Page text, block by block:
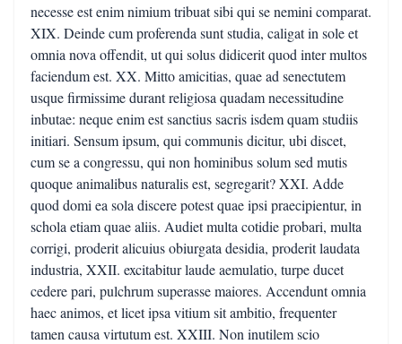
necesse est enim nimium tribuat sibi qui se nemini comparat.
XIX. Deinde cum proferenda sunt studia, caligat in sole et
omnia nova offendit, ut qui solus didicerit quod inter multos
faciendum est. XX. Mitto amicitias, quae ad senectutem
usque firmissime durant religiosa quadam necessitudine
inbutae: neque enim est sanctius sacris isdem quam studiis
initiari. Sensum ipsum, qui communis dicitur, ubi discet,
cum se a congressu, qui non hominibus solum sed mutis
quoque animalibus naturalis est, segregarit? XXI. Adde
quod domi ea sola discere potest quae ipsi praecipientur, in
schola etiam quae aliis. Audiet multa cotidie probari, multa
corrigi, proderit alicuius obiurgata desidia, proderit laudata
industria, XXII. excitabitur laude aemulatio, turpe ducet
cedere pari, pulchrum superasse maiores. Accendunt omnia
haec animos, et licet ipsa vitium sit ambitio, frequenter
tamen causa virtutum est. XXIII. Non inutilem scio